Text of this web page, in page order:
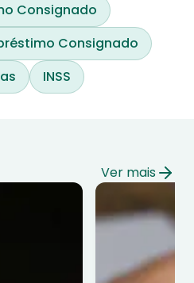
Consignado
Consignado
INSS
Ver mais